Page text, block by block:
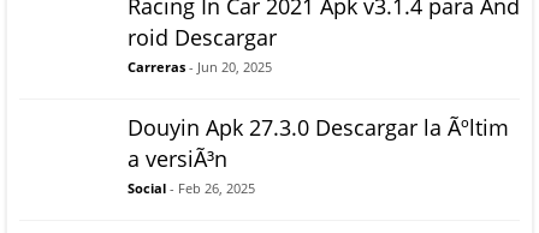
Racing In Car 2021 Apk v3.1.4 para And
roid Descargar
Carreras - Jun 20, 2025
Douyin Apk 27.3.0 Descargar la Ãºltim
a versiÃ³n
Social - Feb 26, 2025